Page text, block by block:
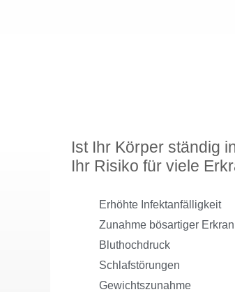
Ist Ihr Körper ständig
Ihr Risiko für viele
Erhöhte Infektanfälligkeit
Zunahme bösartiger
Bluthochdruck
Schlafstörungen
Gewichtszunahme